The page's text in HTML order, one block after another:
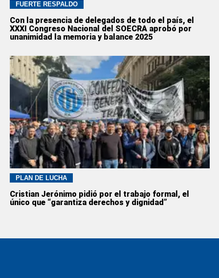
FUERTE RESPALDO
Con la presencia de delegados de todo el país, el
XXXI Congreso Nacional del SOECRA aprobó por
unanimidad la memoria y balance 2025
PLAN DE LUCHA
Cristian Jerónimo pidió por el trabajo formal, el
único que “garantiza derechos y dignidad”